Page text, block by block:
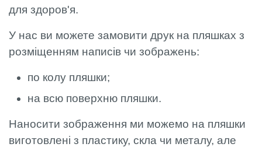
для здоров'я.
У нас ви можете замовити друк на пляшках з
розміщенням написів чи зображень:
по колу пляшки;
на всю поверхню пляшки.
Наносити зображення ми можемо на пляшки
виготовлені з пластику, скла чи металу, але